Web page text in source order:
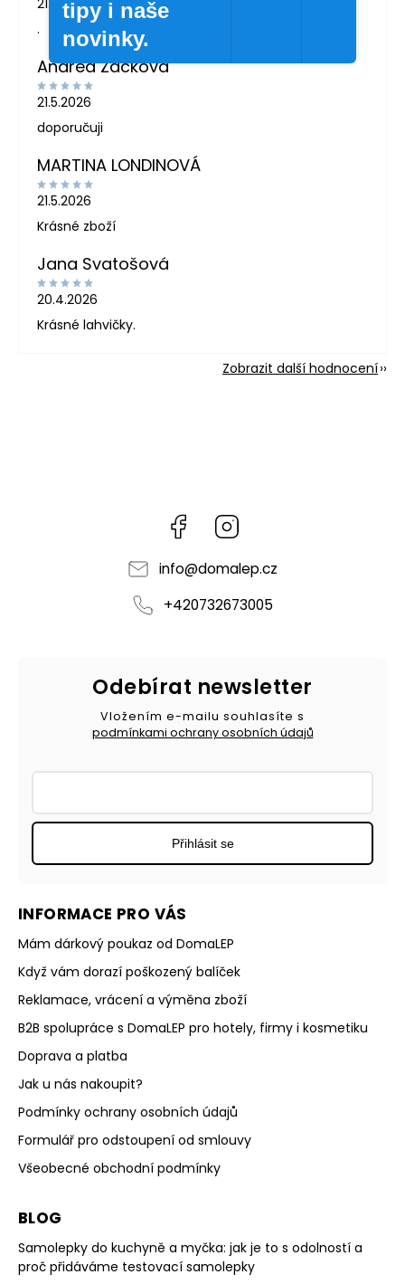
.
Andrea Žáčková
21.5.2026
doporučuji
MARTINA LONDINOVÁ
21.5.2026
Krásné zboží
Jana Svatošová
20.4.2026
Krásné lahvičky.
Zobrazit další hodnocení
Facebook
info@domalep.cz
+420732673005
INFORMACE PRO VÁS
Mám dárkový poukaz od DomaLEP
Když vám dorazí poškozený balíček
Reklamace, vrácení a výměna zboží
B2B spolupráce s DomaLEP pro hotely, firmy i kosmetiku
Doprava a platba
Jak u nás nakoupit?
Podmínky ochrany osobních údajů
Formulář pro odstoupení od smlouvy
Všeobecné obchodní podmínky
BLOG
Samolepky do kuchyně a myčka: jak je to s odolností a
proč přidáváme testovací samolepky
Odebírat newsletter
Vložením e-mailu souhlasíte s
podmínkami ochrany osobních údajů
Přihlásit se
tipy i naše
novinky.